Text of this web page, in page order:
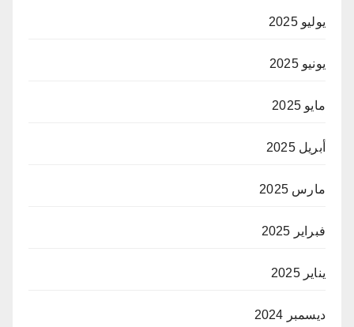
يوليو 2025
يونيو 2025
مايو 2025
أبريل 2025
مارس 2025
فبراير 2025
يناير 2025
ديسمبر 2024